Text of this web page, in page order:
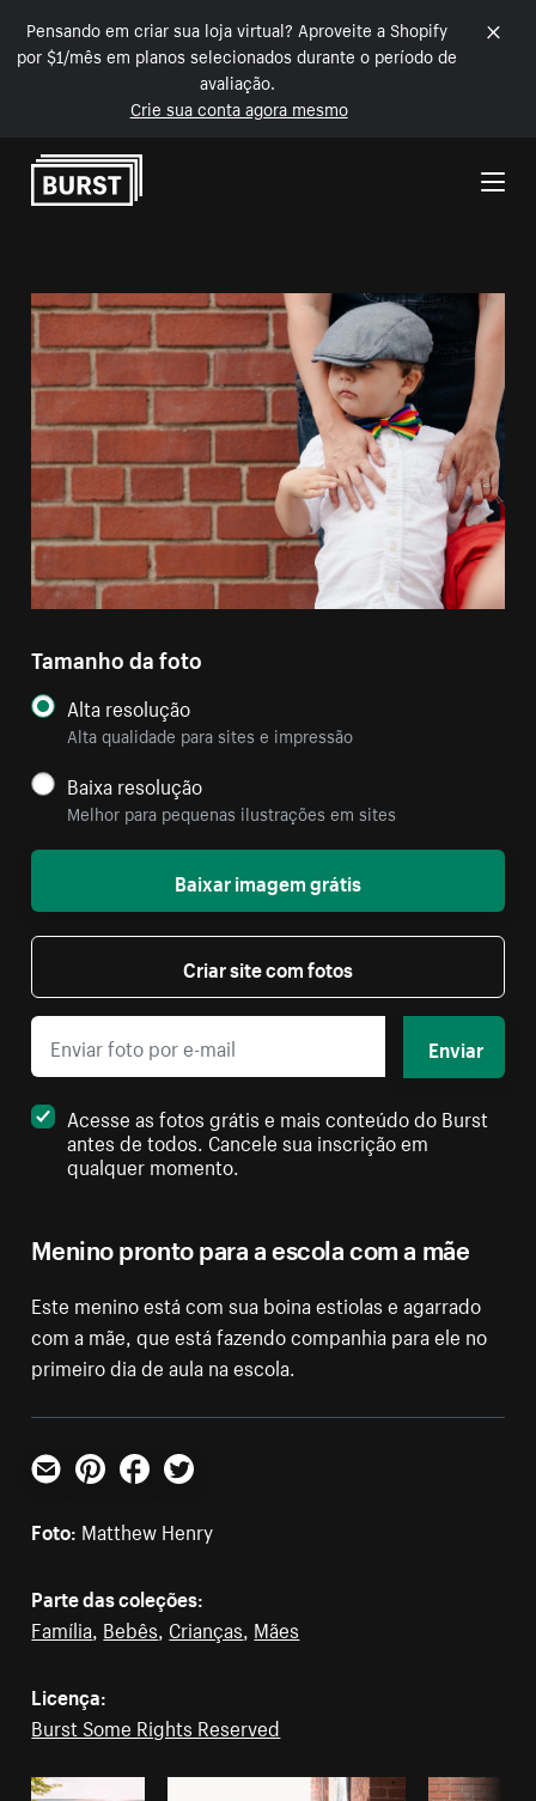
Pensando em criar sua loja virtual? Aproveite a Shopify
por $1/mês em planos selecionados durante o período de
avaliação.
Crie sua conta agora mesmo
Pular para o conteúdo
Menino pronto para a escola com a mãe
Este menino está com sua boina estiolas e agarrado
com a mãe, que está fazendo companhia para ele no
primeiro dia de aula na escola.
Tamanho da foto
Alta resolução
Alta qualidade para sites e impressão
Baixa resolução
Melhor para pequenas ilustrações em sites
Baixar imagem grátis
Criar site com fotos
Enviar
Acesse as fotos grátis e mais conteúdo do Burst
antes de todos. Cancele sua inscrição em
qualquer momento.
E-mailPinterestFacebookTwitter
Foto: Matthew Henry
Parte das coleções:
Família, Bebês, Crianças, Mães
Licença:
Burst Some Rights Reserved